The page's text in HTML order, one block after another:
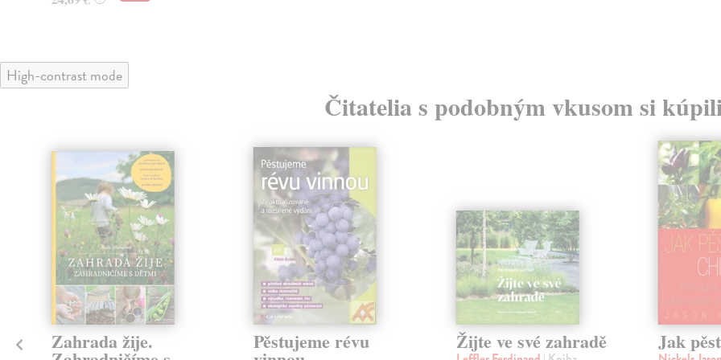
High-contrast mode
Čitatelia s podobným vkusom si
Zahrada žije. Pěstujeme révu Žijte ve své zahradě Jak